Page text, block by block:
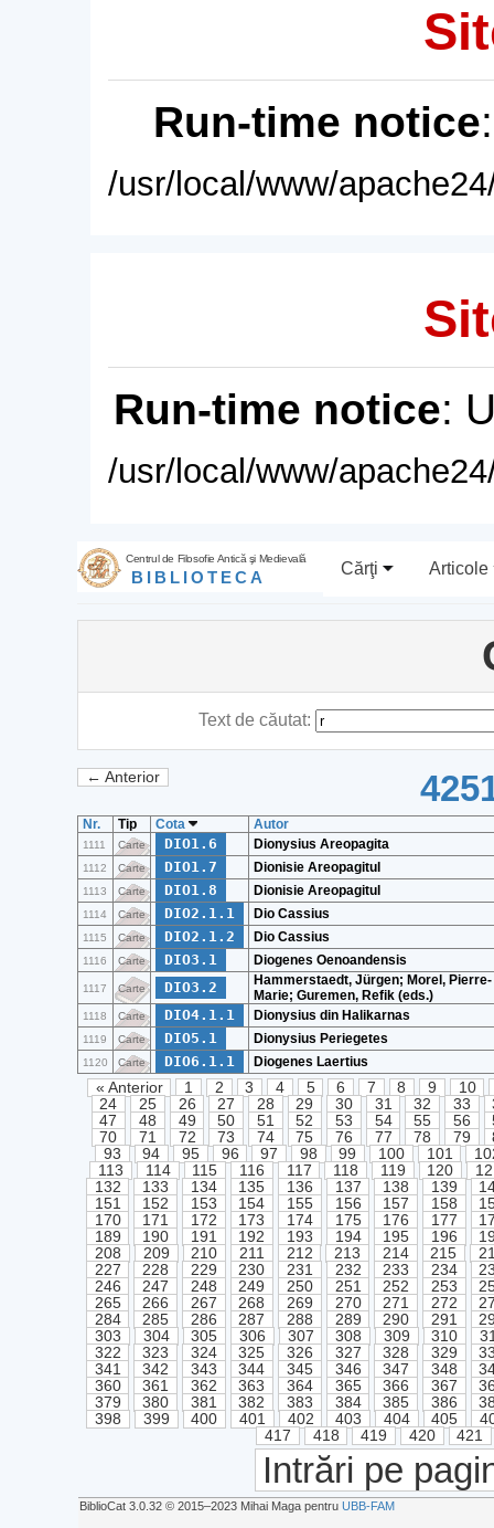
Run-time notice
/usr/local/www/
Run-time notice:
/usr/local/www/
Centrul de Filosofie Antică şi Medievală
BIBLIOTECA Cărţi Articole
Text de căutat:
← Anterior
Nr. Tip Cota Autor
1111 Carte DIO1.6 Dionysius Areopagita
1112 Carte DIO1.7 Dionisie Areopagitul
1113 Carte DIO1.8 Dionisie Areopagitul
1114 Carte DIO2.1.1 Dio Cassius
1115 Carte DIO2.1.2 Dio Cassius
1116 Carte DIO3.1 Diogenes Oenoandensis
1117 Carte DIO3.2
Hammerstaedt, Jürgen; Morel, Pierre-
Marie; Guremen, Refik (eds.)
1118 Carte DIO4.1.1 Dionysius din Halikarnas
1119 Carte DIO5.1 Dionysius Periegetes
1120 Carte DIO6.1.1 Diogenes Laertius
« Anterior 1 2 3 4 5 6 7 8 9
10
24
25 26 27 28 29 30 31 32 33
47
48 49 50 51 52 53 54 55 56
70
71 72 73 74 75 76 77 78 79
93
94 95 96 97 98 99 100 101
113
114 115 116 117 118 119 120
132
133 134 135 136 137 138 139
151
152 153 154 155 156 157 158
170
171 172 173 174 175 176 177
189
190 191 192 193 194 195 196
208
209 210 211 212 213 214 215
227
228 229 230 231 232 233 234
246
247 248 249 250 251 252 253
265
266 267 268 269 270 271 272
284
285 286 287 288 289 290 291
303
304 305 306 307 308 309 310
322
323 324 325 326 327 328 329
341
342 343 344 345 346 347 348
360
361 362 363 364 365 366 367
379
380 381 382 383 384 385 386
398
399 400 401 402 403 404 405
417
418 419 420 421
Intrări pe
BiblioCat 3.0.32 © 2015‒2023 Mihai Maga pentru UBB-FAM